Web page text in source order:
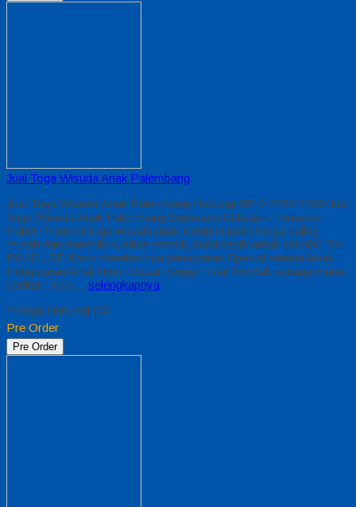
Jual Toga Wisuda Anak Palembang
Jual Toga Wisuda Anak Palembang Hubungi 0812-2282-1060 Jual
Toga Wisuda Anak Palembang Sumatera Selatan – Temukan
Paket Promosi toga wisuda anak komplet pada harga paling
murah dan memiliki kualitas terbaik, kami kasih untuk sekolah TK,
PAUD , SD Kami memberinya penawaran Special semua level
Pengajaran Anak Umur Dasar dengan Fitur Produk sebagaimana
berikut : Kain… selengkapnya
*Harga Hubungi CS
Pre Order
Pre Order